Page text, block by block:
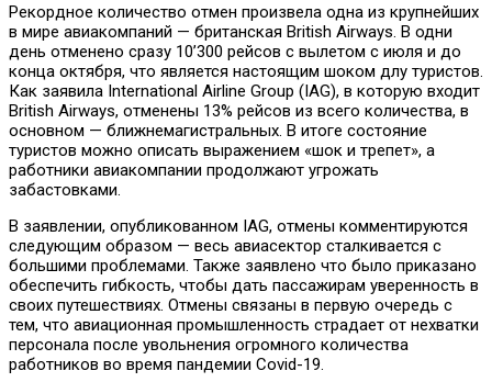
Рекордное количество отмен произвела одна из крупнейших
в мире авиакомпаний — британская British Airways. В одни
день отменено сразу 10’300 рейсов с вылетом с июля и до
конца октября, что является настоящим шоком длу туристов.
Как заявила International Airline Group (IAG), в которую входит
British Airways, отменены 13% рейсов из всего количества, в
основном — ближнемагистральных. В итоге состояние
туристов можно описать выражением «шок и трепет», а
работники авиакомпании продолжают угрожать
забастовками.
В заявлении, опубликованном IAG, отмены комментируются
следующим образом — весь авиасектор сталкивается с
большими проблемами. Также заявлено что было приказано
обеспечить гибкость, чтобы дать пассажирам уверенность в
своих путешествиях. Отмены связаны в первую очередь с
тем, что авиационная промышленность страдает от нехватки
персонала после увольнения огромного количества
работников во время пандемии Covid-19.